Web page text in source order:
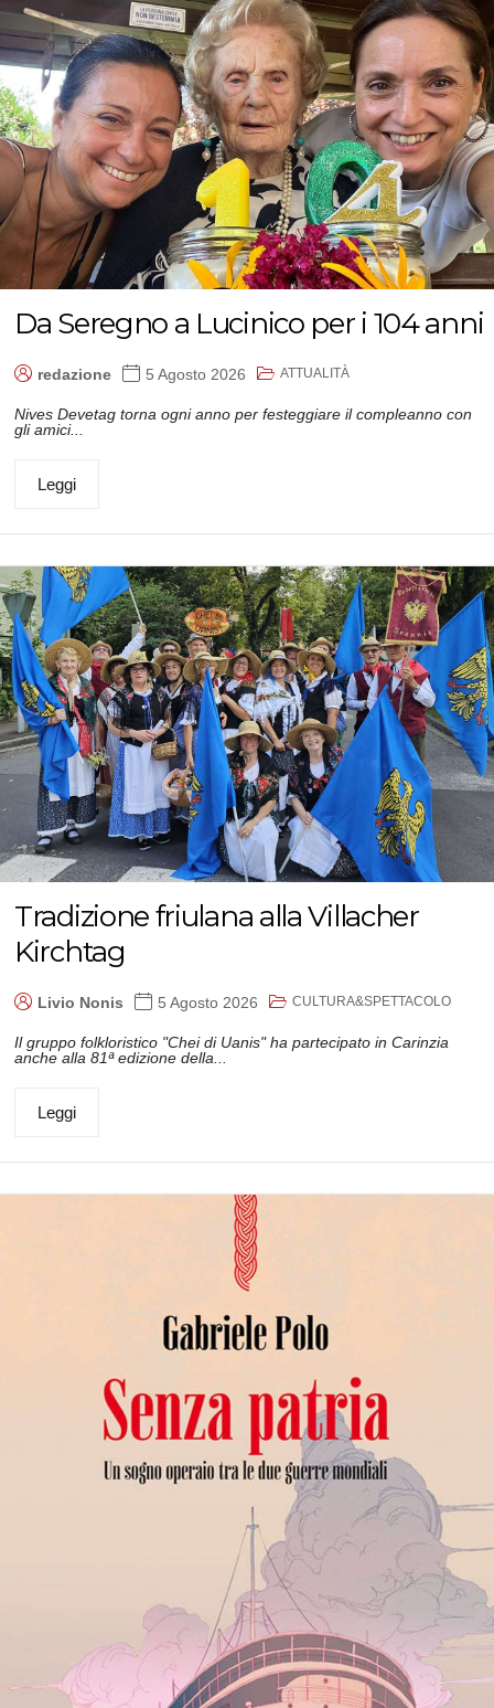
Da Seregno a Lucinico per i 104 anni
redazione 5 Agosto 2026 ATTUALITÀ
Nives Devetag torna ogni anno per festeggiare il compleanno con
gli amici...
Leggi
Tradizione friulana alla Villacher
Kirchtag
Livio Nonis 5 Agosto 2026 CULTURA&SPETTACOLO
Il gruppo folkloristico "Chei di Uanis" ha partecipato in Carinzia
anche alla 81ª edizione della...
Leggi